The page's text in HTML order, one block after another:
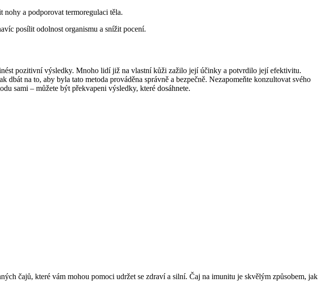
nohy a podporovat termoregulaci těla.
posílit odolnost organismu a snížit pocení.
pozitivní výsledky. Mnoho lidí již na vlastní kůži zažilo její účinky a potvrdilo její efektivitu.
na to, aby byla tato metoda prováděna správně a bezpečně. Nezapomeňte konzultovat svého
sami – můžete být překvapeni výsledky, které dosáhnete.
čajů, které vám mohou pomoci udržet se zdraví a silní. Čaj na imunitu je skvělým způsobem, jak